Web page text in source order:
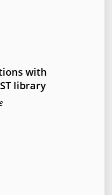
with
library